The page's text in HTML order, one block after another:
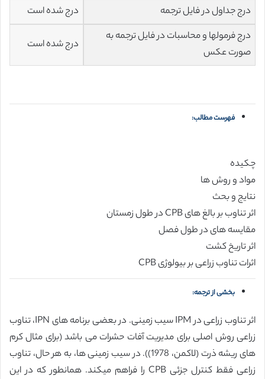
درج جداول در فایل ترجمه
درج شده است
درج فرمولها و محاسبات در فایل ترجمه به
صورت عکس
درج شده است
فهرست مطالب:
چكیده
مواد و روش ها
نتایج و بحث
اثر تناوب بر بالغ های CPB در طول زمستان
مقایسه های در طول فصل
اثر تاریخ كشت
اثرات تناوب زراعی بر بیولوژی CPB
بخشی از ترجمه:
اثر تناوب زراعی در IPM سیب زمینی. در بعضی برنامه های IPN، تناوب
زراعی روش اصلی برای مدیریت آفات حشرات می باشد (برای مثال كرم
های ریشه ذرت (لاكمن، 1978)). در سیب زمینی ها، به هر حال، تناوب
زراعی فقط كنترل جزئی CPB را فراهم میكند. همانطور كه در این